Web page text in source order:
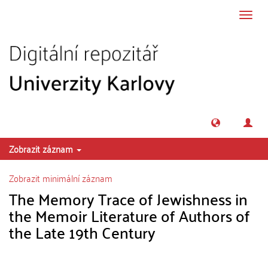
Zobrazit záznam
Zobrazit minimální záznam
The Memory Trace of Jewishness in
the Memoir Literature of Authors of
the Late 19th Century